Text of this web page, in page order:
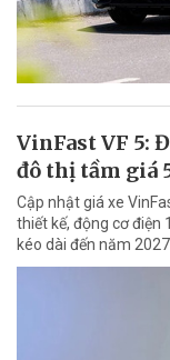
VinFast VF 5:
đô thị tầm giá
Cập nhật giá xe
thiết kế, động cơ điện
kéo dài đến năm